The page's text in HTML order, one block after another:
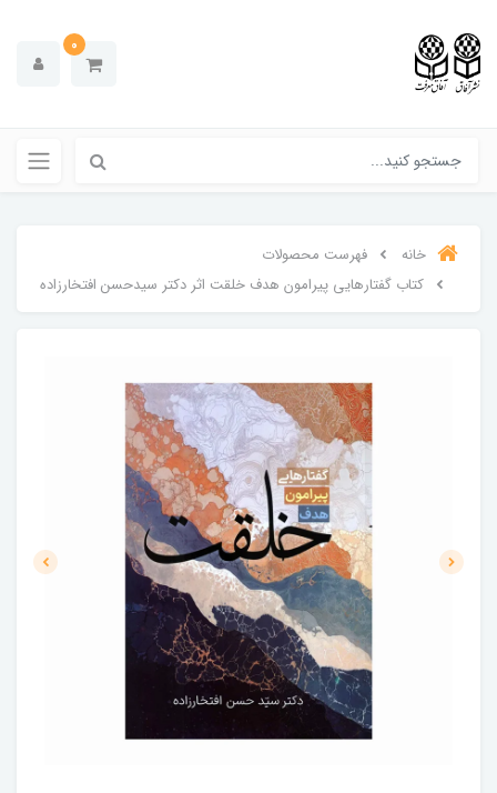
0
خانه
فهرست محصولات
کتاب گفتارهایی پیرامون هدف خلقت اثر دکتر سیدحسن افتخارزاده